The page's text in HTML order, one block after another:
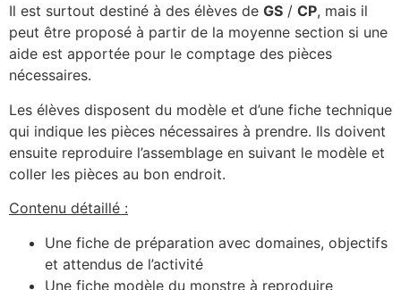
Il est surtout destiné à des élèves de GS / CP, mais il
peut être proposé à partir de la moyenne section si une
aide est apportée pour le comptage des pièces
nécessaires.
Les élèves disposent du modèle et d’une fiche technique
qui indique les pièces nécessaires à prendre. Ils doivent
ensuite reproduire l’assemblage en suivant le modèle et
coller les pièces au bon endroit.
Contenu détaillé :
Une fiche de préparation avec domaines, objectifs
et attendus de l’activité
Une fiche modèle du monstre à reproduire